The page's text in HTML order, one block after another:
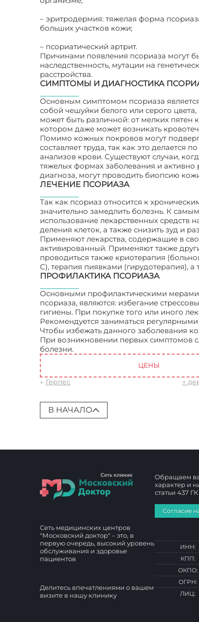
– эритродермия: тяжелая форма
больших участков кожи;
– псориатический артрит.
Причинами появления псориаза могут
наследственность, мутации на
расстройства.
СИМПТОМЫ И ДИАГНОСТИКА
Основным симптомом псориаза
собой чешуйки белого или серого
может быть различной: от мелких пятен
котором даже может возникать
Помимо кожных покровов могут
составляет труда, так как это
анализов крови. Существуют случаи,
тяжелых формах заболевания и
диагноза, могут проводить биопсию
ЛЕЧЕНИЕ ПСОРИАЗА
Так как псориаз относится к
значительно замедлить болезнь. К
использование лекарственных средств
деления клеток, а также снизить зуд и
Применяют лекарства, содержащие в
активированный. Применяют также
проводиться также криотерапия
С), терапия пиявками (гирудотерапия),
ПРОФИЛАКТИКА ПСОРИАЗА
Основными профилактическими
псориаза, являются: избегание
гигиены. При покупке того или иного
Рекомендуется заниматься
Чтобы избежать данного заболевания
При возникновении первых симптомов
болезни.
ЦЕНЫ
← Герпес ↑
В НАЧАЛО
Сеть медицинских центров
"Московский доктор" – это, в
первую очередь, высокий уровень
обслуживания и здоровье
пациентов
Делитесь впечатлениями о вашем
визите в нашу клинику
Обращаем
характер и
статьи 437
Согласие
ИНН:
КПП:
ОКПО:
ОГРН:
ЛИЦ: